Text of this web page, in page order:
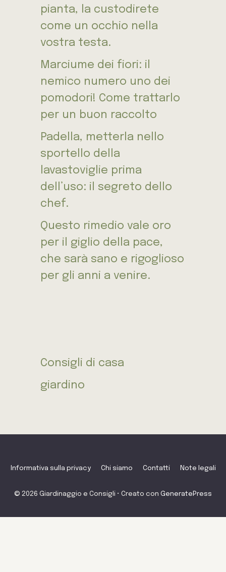
pianta, la custodirete
come un occhio nella
vostra testa.
Marciume dei fiori: il
nemico numero uno dei
pomodori! Come trattarlo
per un buon raccolto
Padella, metterla nello
sportello della
lavastoviglie prima
dell’uso: il segreto dello
chef.
Questo rimedio vale oro
per il giglio della pace,
che sarà sano e rigoglioso
per gli anni a venire.
Consigli di casa
giardino
Informativa sulla privacy Chi siamo Contatti Note legali
© 2026 Giardinaggio e Consigli • Creato con GeneratePress